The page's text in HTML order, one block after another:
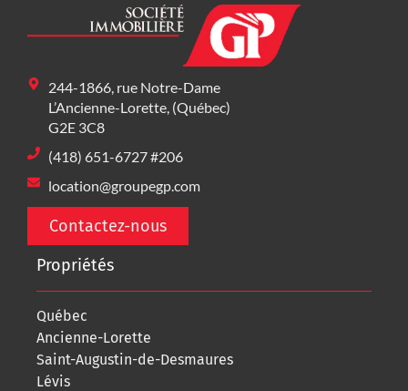
244-1866, rue Notre-Dame
L’Ancienne-Lorette, (Québec)
G2E 3C8
(418) 651-6727 #206
location@groupegp.com
Contactez-nous
Propriétés
Québec
Ancienne-Lorette
Saint-Augustin-de-Desmaures
Lévis